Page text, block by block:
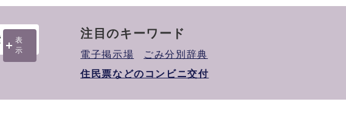
表
示
注目のキーワード
電子掲示場
ごみ分別辞典
住民票などのコンビニ交付